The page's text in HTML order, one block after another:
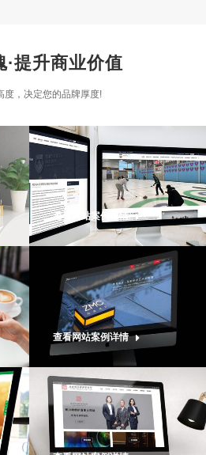
·提升商业价值
度，决定您的品牌厚度!
查看网站案例详情
查看网站案例详情